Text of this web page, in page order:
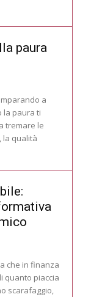
paura
a
tremare le
la qualità
che in finanza
quanto piaccia
scarafaggio,